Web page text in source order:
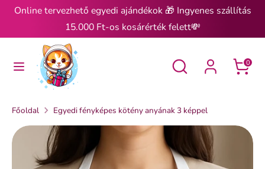
Ugrás
tartalomra
Online tervezhető egyedi ajándékok 🎁 Ingyenes szállítás
15.000 Ft-os kosárérték felett💸
Keresés
Keresés 0
KeresésKeresés
Főoldal Egyedi fényképes kötény anyának 3 képpel